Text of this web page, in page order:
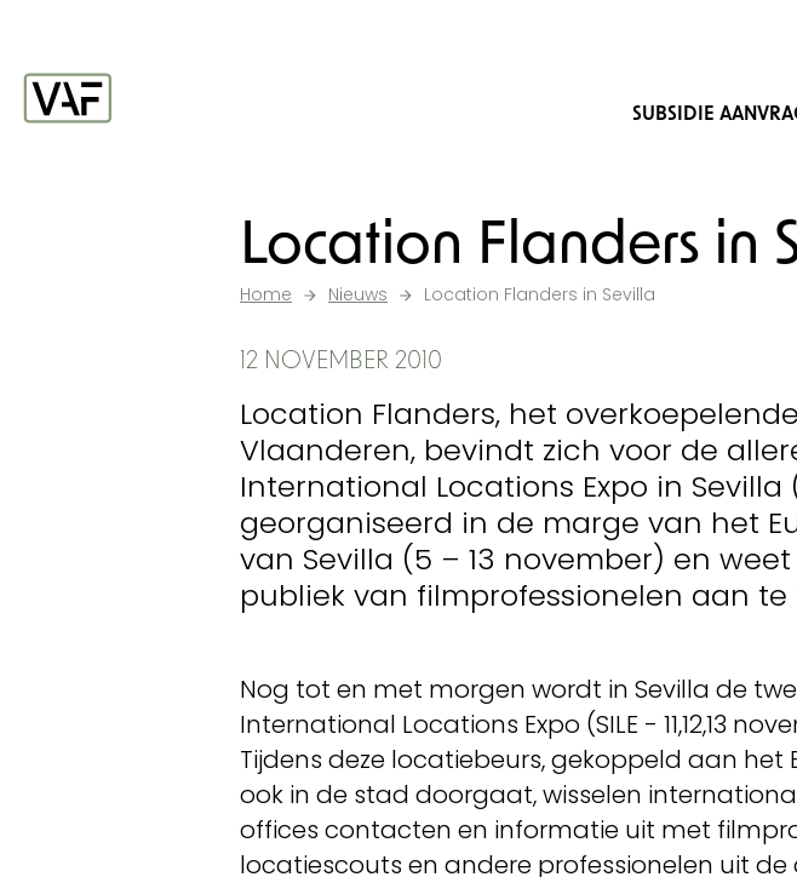
SUBSIDIE
Location Flanders in
Home Nieuws Location Flanders in Sevilla
12 NOVEMBER 2010
Location Flanders, het
Vlaanderen, bevindt zich voor de
International Locations Expo in Sevilla
georganiseerd in de marge van het
van Sevilla (5 – 13 november) en
publiek van filmprofessionelen aan te
Nog tot en met morgen wordt in Sevilla de
International Locations Expo (SILE - 11,12,13
Tijdens deze locatiebeurs, gekoppeld aan het
ook in de stad doorgaat, wisselen
offices contacten en informatie uit met
locatiescouts en andere professionelen uit de